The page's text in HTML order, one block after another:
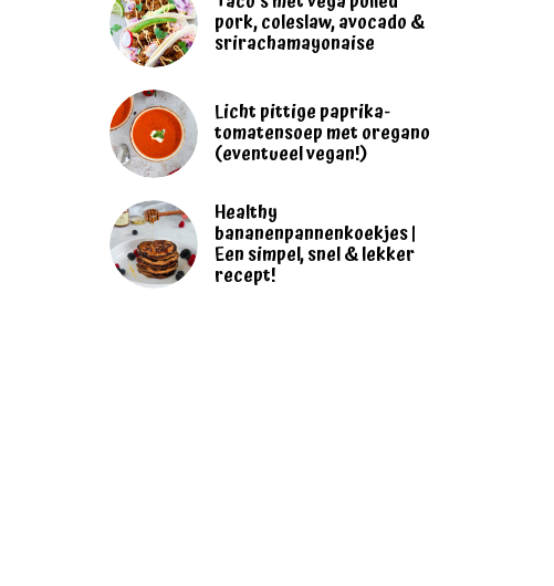
pork, coleslaw, avocado &
srirachamayonaise
Licht pittige paprika-
tomatensoep met oregano
(eventueel vegan!)
Healthy
bananenpannenkoekjes |
Een simpel, snel & lekker
recept!